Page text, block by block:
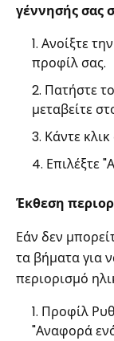
γέννησής σας
Ανοίξτε
προφίλ σας.
Πατήστε
μεταβείτε
Κάντε
Επιλέξτε
Έκθεση
Εάν δεν
τα βήματα για
περιορισμό
Προφίλ
"Αναφορά